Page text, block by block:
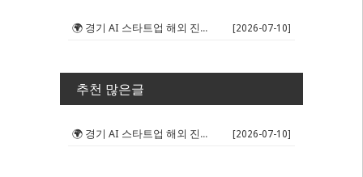
🌍 경기 AI 스타트업 해외 진출 판... [2026-07-10]
추천 많은글
🌍 경기 AI 스타트업 해외 진출 판... [2026-07-10]